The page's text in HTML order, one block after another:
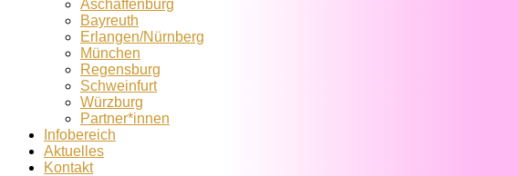
Aschaffenburg
Bayreuth
Erlangen/Nürnberg
München
Regensburg
Schweinfurt
Würzburg
Partner*innen
Infobereich
Aktuelles
Kontakt